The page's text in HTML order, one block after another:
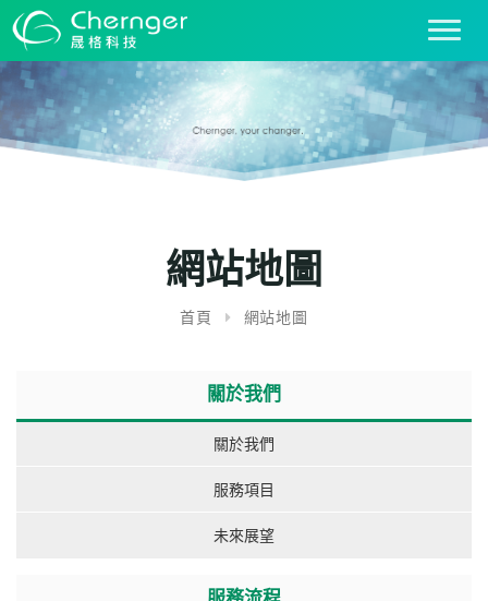
T
o
g
l
e
網站地圖
首頁 網站地圖
關於我們
關於我們
服務項目
未來展望